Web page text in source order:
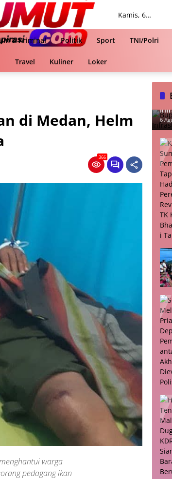
Kamis, 6
& Kriminal Politik Sport TNI/Polri
Travel Kuliner Loker
di Medan, Helm
366
warga
pedagang ikan
6